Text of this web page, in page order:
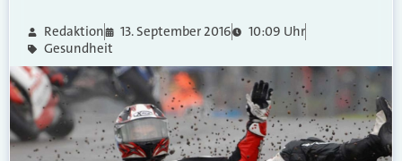
Redaktion 13. September 2016
10:09 Uhr
Gesundheit